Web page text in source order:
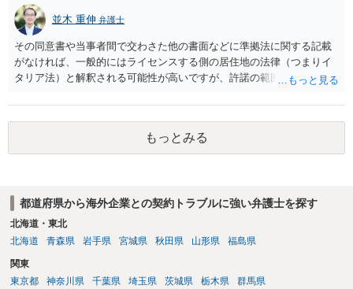
並木 重伸 弁護士
その同意書や当事者間で交わさた他の書面などに準拠法に関する記載
がなければ、一般的にはライセンスする側の居住地の法律（つまりイ
タリア法）と解釈される可能性が高いですが、許諾の範囲が日本国内
あります。 なお、仮に日本法になるとしても、新しい会社との間で契
約が有効かどうかは、ライセンスされた権利の種類（著作権、商標
権、特許権など）や契約の時期などを見て判断する必要があります。
いずれにせよ具体的事情が分からないと確定的な回答は難しいと思わ
もっとみる
都道府県から海外企業との契約トラブルに強い弁護士を探す
北海道・東北
北海道
青森県 岩手県 宮城県 秋田県 山形県 福島県
関東
東京都
神奈川県 千葉県 埼玉県 茨城県 栃木県 群馬県